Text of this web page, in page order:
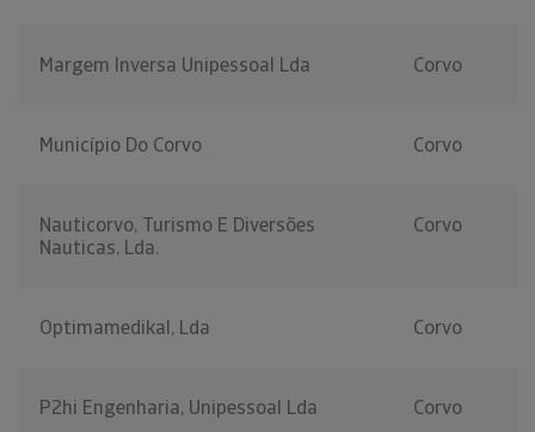
Margem Inversa Unipessoal Lda Corvo
Município Do Corvo Corvo
Nauticorvo, Turismo E Diversões
Nauticas, Lda.
Corvo
Optimamedikal, Lda Corvo
P2hi Engenharia, Unipessoal Lda Corvo